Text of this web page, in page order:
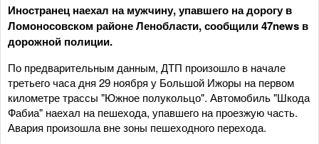
Иностранец наехал на мужчину, упавшего на дорогу в
Ломоносовском районе Ленобласти, сообщили 47news в
дорожной полиции.
По предварительным данным, ДТП произошло в начале
третьего часа дня 29 ноября у Большой Ижоры на первом
километре трассы "Южное полукольцо". Автомобиль "Шкода
Фабиа" наехал на пешехода, упавшего на проезжую часть.
Авария произошла вне зоны пешеходного перехода.